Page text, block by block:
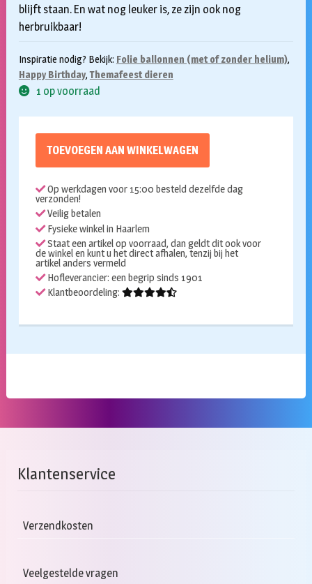
blijft staan. En wat nog leuker is, ze zijn ook nog
herbruikbaar!
Inspiratie nodig? Bekijk: Folie ballonnen (met of zonder helium),
Happy Birthday,Themafeest dieren
1 op voorraad
TOEVOEGEN AAN WINKELWAGEN
Op werkdagen voor 15:00 besteld dezelfde dag
verzonden!
Veilig betalen
Fysieke winkel in Haarlem
Staat een artikel op voorraad, dan geldt dit ook voor
de winkel en kunt u het direct afhalen, tenzij bij het
artikel anders vermeld
Hofleverancier: een begrip sinds 1901
Klantbeoordeling:
Klantenservice
Verzendkosten
Veelgestelde vragen